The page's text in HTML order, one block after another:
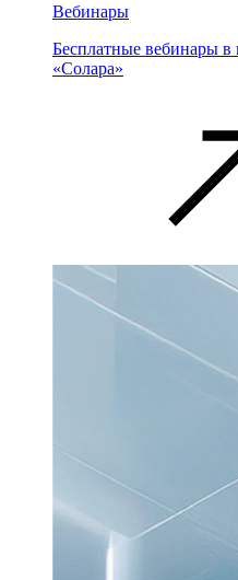
Вебинары
Бесплатные вебинары в
«Солара»